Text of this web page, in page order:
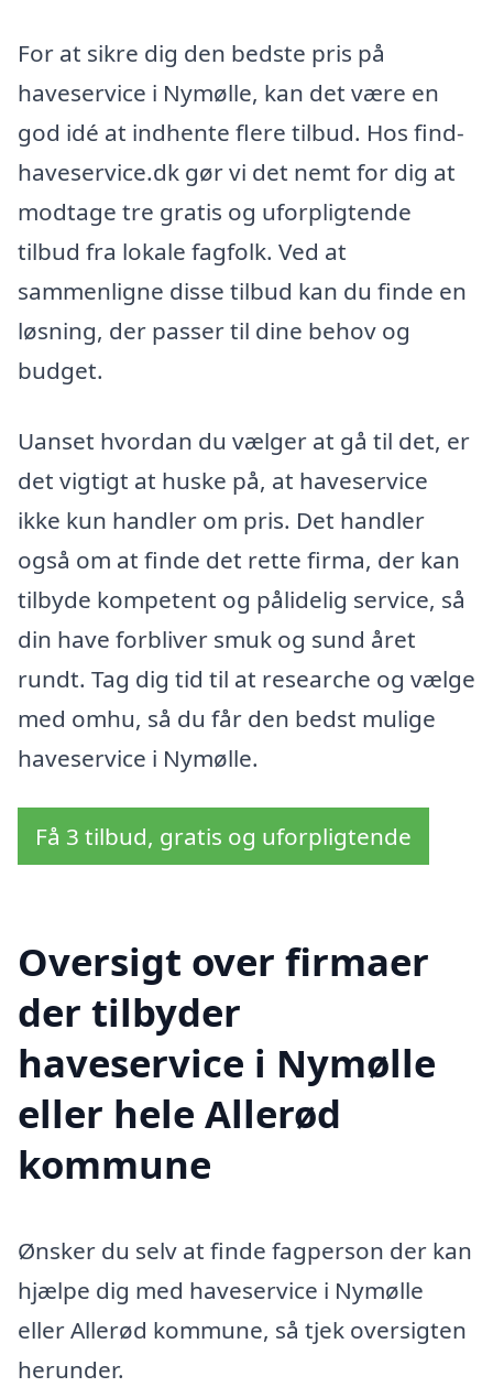
For at sikre dig den bedste pris på
haveservice i Nymølle, kan det være en
god idé at indhente flere tilbud. Hos find-
haveservice.dk gør vi det nemt for dig at
modtage tre gratis og uforpligtende
tilbud fra lokale fagfolk. Ved at
sammenligne disse tilbud kan du finde en
løsning, der passer til dine behov og
budget.
Uanset hvordan du vælger at gå til det, er
det vigtigt at huske på, at haveservice
ikke kun handler om pris. Det handler
også om at finde det rette firma, der kan
tilbyde kompetent og pålidelig service, så
din have forbliver smuk og sund året
rundt. Tag dig tid til at researche og vælge
med omhu, så du får den bedst mulige
haveservice i Nymølle.
Få 3 tilbud, gratis og uforpligtende
Oversigt over firmaer
der tilbyder
haveservice i Nymølle
eller hele Allerød
kommune
Ønsker du selv at finde fagperson der kan
hjælpe dig med haveservice i Nymølle
eller Allerød kommune, så tjek oversigten
herunder.